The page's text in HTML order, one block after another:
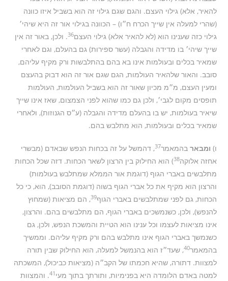
להאיר, אלא) גילוי העצם. והגם שגם גילוי זה הוא בשביל איזו כוונה
(שהרי למעלה אין שייך הכרח ח״ו) – הכוונה בגילוי אור זה היא שיהי׳
גילוי כזה שענינו הוא (לא להאיר אלא) גילוי העצם36. ולכן, באור זה אין
שייך שיהי׳ בו מדידה והגבלה (עשר ספירות) גם בהעלם, וגם לאחרי
שמאיר בכלים ובעולמות אינו בא בהם בהתלבשות ורק מקיף עליהם,
סובב. והאור שלהאיר העולמות, הגם שגם אור זה הוא דבוק בהעצם
ומעין העצם, מ״מ מכיון שאור זה הוא בשביל העולמות, העולמות
תופסים מקום לגבי׳, ולכן גם כמו שהוא לפני הצמצום, שאז אינו שייך
שיאיר בעולמות, יש בו בהעלם מדידה והגבלה (ע״ס הגנוזות), ולאחרי
שמאיר בכלים ובעולמות, הוא מתלבש בהם.
ו) ומבאר בהמאמר37, דהמשל על זה בכחות הנפש שבאדם (מבשרי
אחזה אלוקה38) הוא החילוק בין הרצון לשאר הכחות. דזה שכל הכחות
מתלבשים באברי הגוף (דוגמת אור הממלא שמתלבש בעולמות)
והרצון הוא מקיף את כל אברי הגוף בשוה (דוגמת הסובב), הוא, כי כל
הכחות, גם לפני שמתלבשים באברי הגוף39, הם מציאות (שמחוץ
להנפש), ולכן, כשנמשכים באברי הגוף, הם מתלבשים בהם. והרצון,
אינו מציאות לעצמו וכל ענינו הוא הטיית והמשכת הנפש, ולכן, גם
כשנמשך באברי הגוף אינו מתלבש בהם ורק מקיף עליהם. וממשיך
בהמאמר40, שעד״ז הוא בהנמשל למעלה, הוא החילוק שבין תורה
למצוות. דתורה, שהיא חכמתו של הקב״ה (מציאות כביכול), המשכתה
למטה באדם הלומדה היא בפנימיות, ותורתך בתוך מעי 41. והמצוות